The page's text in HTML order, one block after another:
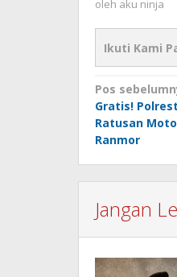
oleh aku ninja
Ikuti Kami
pos
Pos
Gratis!
Ratusan
Ranmor
Jangan